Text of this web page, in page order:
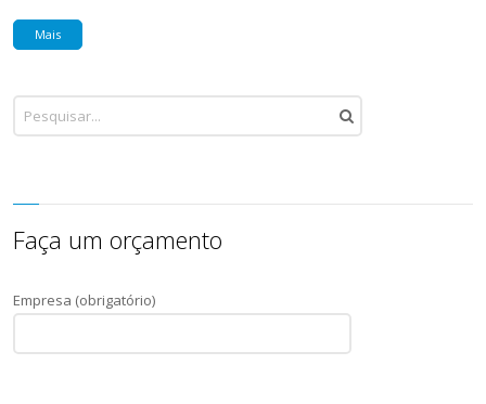
Mais
Faça um orçamento
Empresa (obrigatório)